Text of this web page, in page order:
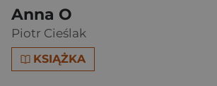
Anna O
Piotr Cieślak
KSIĄŻKA